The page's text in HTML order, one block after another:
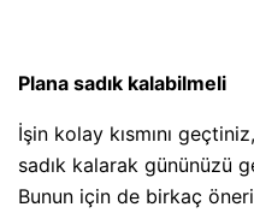
Plana sadık kalabilmeli
İşin kolay kısmını
sadık kalarak gününüzü
Bunun için de birkaç